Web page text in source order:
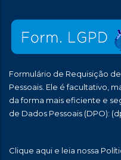
Formulário de Requisição
Pessoais. Ele é facultativo,
da forma mais eficiente e
de Dados Pessoais (DPO):
Clique aqui e leia nossa